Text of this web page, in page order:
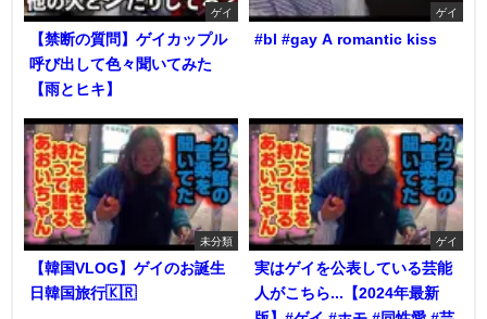
ゲイ
【禁断の質問】ゲイカップル
呼び出して色々聞いてみた
【雨とヒキ】
ゲイ
#bl #gay A romantic kiss
未分類
【韓国VLOG】ゲイのお誕生
日韓国旅行🇰🇷
ゲイ
実はゲイを公表している芸能
人がこちら...【2024年最新